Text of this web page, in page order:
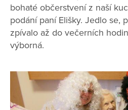
bohaté občerstvení z naší
podání paní Elišky. Jedlo se,
zpívalo až do večerních
výborná.